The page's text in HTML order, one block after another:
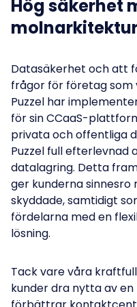
Hög säkerhet
Datasäkerhet och att
frågor för företag som
Puzzel har
för sin CCaaS-
privata och offentliga
Puzzel full efterlevnad
datalagring. Detta
ger kunderna
skyddade, samtidigt
fördelarna med en
lösning.
Tack vare våra
kunder dra nytta av